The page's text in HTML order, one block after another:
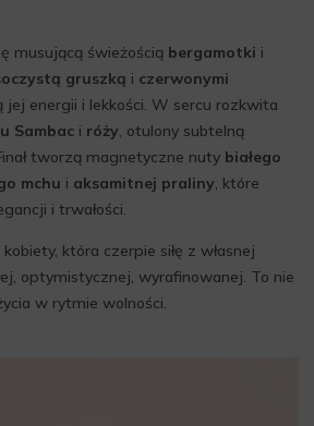
musującą świeżością bergamotki i
gruszką i czerwonymi
jej energii i lekkości. W sercu rozkwita
Sambac i róży, otulony subtelną
tworzą magnetyczne nuty białego
mchu i aksamitnej praliny, które
i trwałości.
która czerpie siłę z własnej
optymistycznej, wyrafinowanej. To nie
w rytmie wolności.